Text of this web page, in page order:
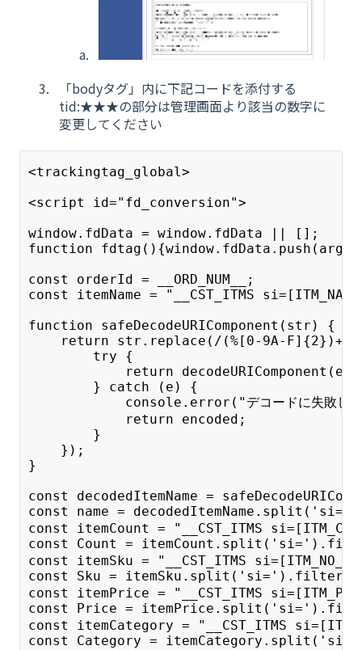
「bodyタグ」内に下記コードを添付する
tid:★★★の部分は管理画面より該当の数字に
変更してください
<trackingtag_global>
<script id="fd_conversion">
window.fdData = window.fdData || [];
function
const orderId = __ORD_NUM__;
const itemName = "__CST_ITMS
function safeDecodeURIComponent(str) {
return str.replace(/(%[0-9A-F]{2})+/
        try {
return
        } catch (e) {
console.error("デコードに失敗し
            return encoded;
        }
    });
}
const decodedItemName =
const name =
const itemCount = "__CST_ITMS
const Count =
const itemSku = "__CST_ITMS
const Sku =
const itemPrice = "__CST_ITMS
const Price =
const itemCategory = "__CST_ITMS
const Category =